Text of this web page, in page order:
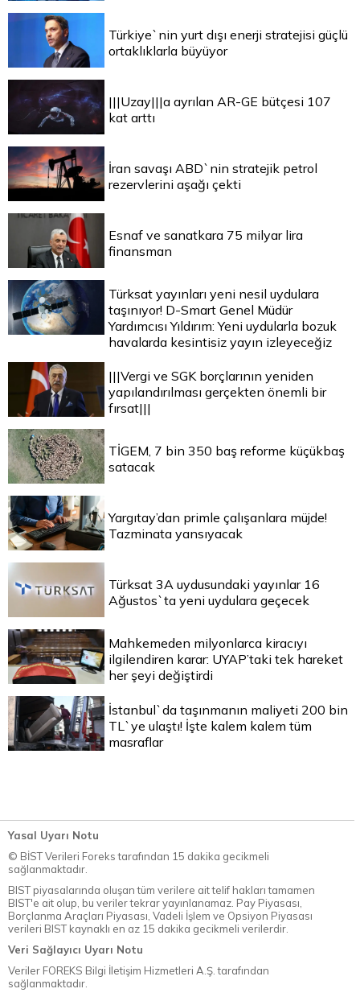
Türkiye`nin yurt dışı enerji stratejisi güçlü
ortaklıklarla büyüyor
|||Uzay|||a ayrılan AR-GE bütçesi 107
kat arttı
İran savaşı ABD`nin stratejik petrol
rezervlerini aşağı çekti
Esnaf ve sanatkara 75 milyar lira
finansman
Türksat yayınları yeni nesil uydulara
taşınıyor! D-Smart Genel Müdür
Yardımcısı Yıldırım: Yeni uydularla bozuk
havalarda kesintisiz yayın izleyeceğiz
|||Vergi ve SGK borçlarının yeniden
yapılandırılması gerçekten önemli bir
fırsat|||
TİGEM, 7 bin 350 baş reforme küçükbaş
satacak
Yargıtay’dan primle çalışanlara müjde!
Tazminata yansıyacak
Türksat 3A uydusundaki yayınlar 16
Ağustos`ta yeni uydulara geçecek
Mahkemeden milyonlarca kiracıyı
ilgilendiren karar: UYAP’taki tek hareket
her şeyi değiştirdi
İstanbul`da taşınmanın maliyeti 200 bin
TL`ye ulaştı! İşte kalem kalem tüm
masraflar
Yasal Uyarı Notu
© BİST Verileri Foreks tarafından 15 dakika gecikmeli
sağlanmaktadır.
BIST piyasalarında oluşan tüm verilere ait telif hakları tamamen
BIST'e ait olup, bu veriler tekrar yayınlanamaz. Pay Piyasası,
Borçlanma Araçları Piyasası, Vadeli İşlem ve Opsiyon Piyasası
verileri BIST kaynaklı en az 15 dakika gecikmeli verilerdir.
Veri Sağlayıcı Uyarı Notu
Veriler FOREKS Bilgi İletişim Hizmetleri A.Ş. tarafından
sağlanmaktadır.